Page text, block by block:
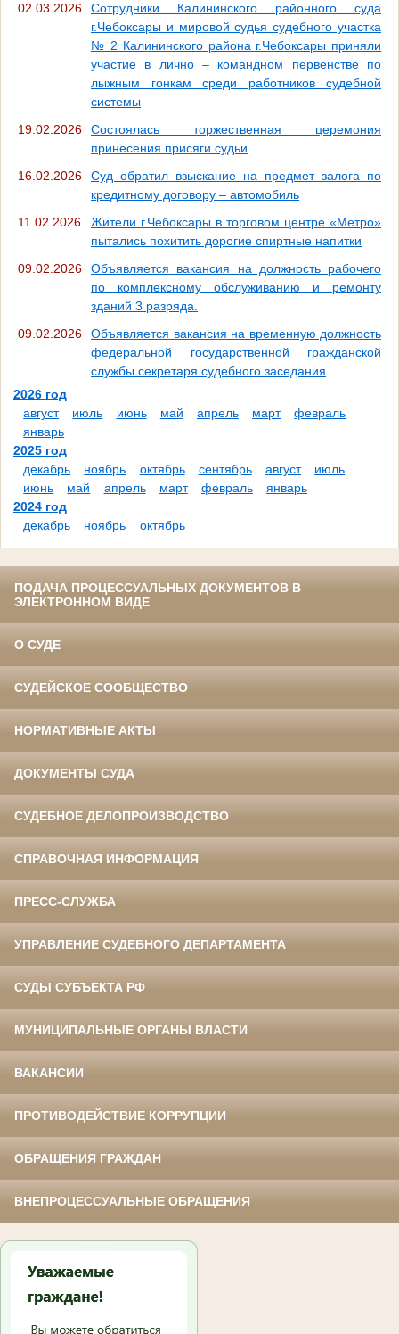
02.03.2026
Сотрудники Калининского районного суда
г.Чебоксары и мировой судья судебного участка
№ 2 Калининского района г.Чебоксары приняли
участие в лично – командном первенстве по
лыжным гонкам среди работников судебной
системы
19.02.2026
Состоялась торжественная церемония
принесения присяги судьи
16.02.2026
Суд обратил взыскание на предмет залога по
кредитному договору – автомобиль
11.02.2026
Жители г.Чебоксары в торговом центре «Метро»
пытались похитить дорогие спиртные напитки
09.02.2026
Объявляется вакансия на должность рабочего
по комплексному обслуживанию и ремонту
зданий 3 разряда.
09.02.2026
Объявляется вакансия на временную должность
федеральной государственной гражданской
службы секретаря судебного заседания
2026 год
август
июль июнь май апрель март
февраль
январь
2025 год
декабрь
ноябрь октябрь сентябрь август
июль
июнь
май апрель март февраль
январь
2024 год
декабрь
ноябрь октябрь
ПОДАЧА ПРОЦЕССУАЛЬНЫХ ДОКУМЕНТОВ В
ЭЛЕКТРОННОМ ВИДЕ
О СУДЕ
СУДЕЙСКОЕ СООБЩЕСТВО
НОРМАТИВНЫЕ АКТЫ
ДОКУМЕНТЫ СУДА
СУДЕБНОЕ ДЕЛОПРОИЗВОДСТВО
СПРАВОЧНАЯ ИНФОРМАЦИЯ
ПРЕСС-СЛУЖБА
УПРАВЛЕНИЕ СУДЕБНОГО ДЕПАРТАМЕНТА
СУДЫ СУБЪЕКТА РФ
МУНИЦИПАЛЬНЫЕ ОРГАНЫ ВЛАСТИ
ВАКАНСИИ
ПРОТИВОДЕЙСТВИЕ КОРРУПЦИИ
ОБРАЩЕНИЯ ГРАЖДАН
ВНЕПРОЦЕССУАЛЬНЫЕ ОБРАЩЕНИЯ